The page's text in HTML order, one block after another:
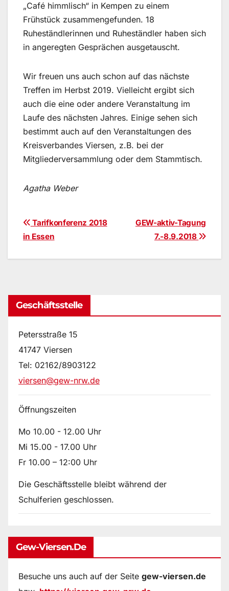
„Café himmlisch“ in Kempen zu einem
Frühstück zusammengefunden. 18
Ruheständlerinnen und Ruheständler haben sich
in angeregten Gesprächen ausgetauscht.
Wir freuen uns auch schon auf das nächste
Treffen im Herbst 2019. Vielleicht ergibt sich
auch die eine oder andere Veranstaltung im
Laufe des nächsten Jahres. Einige sehen sich
bestimmt auch auf den Veranstaltungen des
Kreisverbandes Viersen, z.B. bei der
Mitgliederversammlung oder dem Stammtisch.
Agatha Weber
BeitragsnavigationGEW-aktiv-Tagung
7.-8.9.2018
Tarifkonferenz 2018
in Essen
Geschäftsstelle
Petersstraße 15
41747 Viersen
Tel: 02162/8903122
viersen@gew-nrw.de
Öffnungszeiten
Mo 10.00 - 12.00 Uhr
Mi 15.00 - 17.00 Uhr
Fr 10.00 – 12:00 Uhr
Die Geschäftsstelle bleibt während der
Schulferien geschlossen.
Gew-Viersen.de
Besuche uns auch auf der Seite gew-viersen.de